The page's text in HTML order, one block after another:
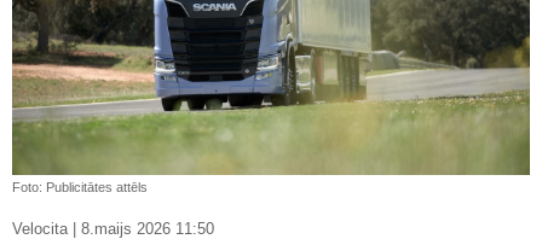
Foto: Publicitātes attēls
Velocita | 8.maijs 2026 11:50